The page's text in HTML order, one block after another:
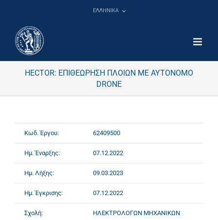
ΕΛΛΗΝΙΚΑ
HECTOR: ΕΠΙΘΕΩΡΗΣΗ ΠΛΟΙΩΝ ΜΕ ΑΥΤΟΝΟΜΟ
DRONE
Κωδ. Έργου: 62409500
Ημ. Έναρξης: 07.12.2022
Ημ. Λήξης: 09.03.2023
Ημ. Έγκρισης: 07.12.2022
Σχολή: ΗΛΕΚΤΡΟΛΟΓΩΝ ΜΗΧΑΝΙΚΩΝ